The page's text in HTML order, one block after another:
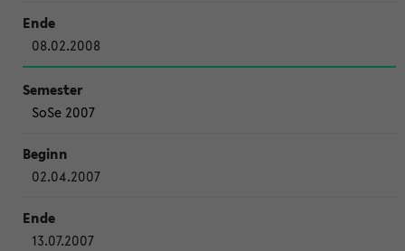
08.02.2008
SoSe 2007
02.04.2007
13.07.2007